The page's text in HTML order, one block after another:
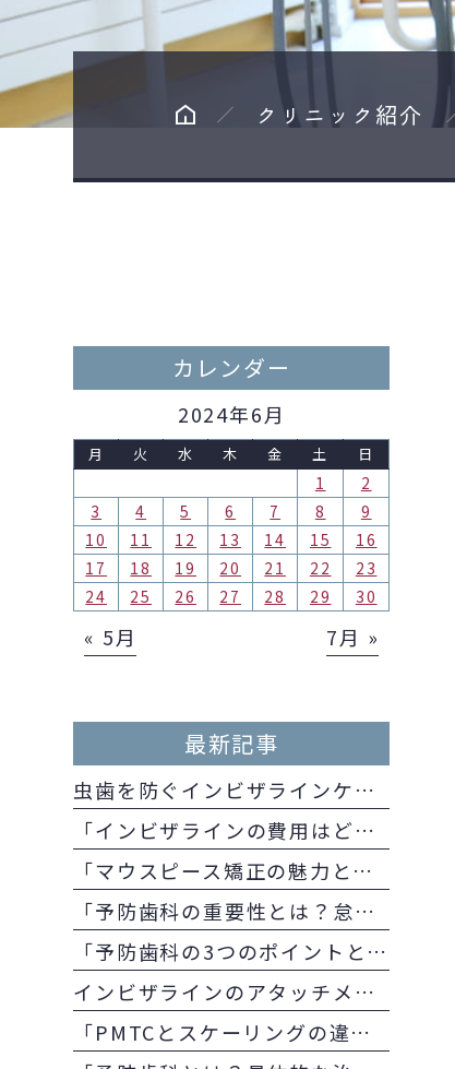
クリニック紹介
カレンダー
2024年6月
月 火 水 木 金 土 日
1
2
3
4 5 6 7 8
9
10
11 12 13 14 15
16
17
18 19 20 21 22
23
24
25 26 27 28 29 30
« 5月 7月 »
最新記事
虫歯を防ぐインビザラインケアのコツ！矯正中でも安心な口内ケア方法
「インビザラインの費用はどのくらい？医療費控除の方法とメリットも併せて解説
「マウスピース矯正の魅力とその中でのインビザラインのメリットとは」
「予防歯科の重要性とは？怠るとどのようになる？」
「予防歯科の3つのポイントとは？
インビザラインのアタッチメントとは？歯科医師が教える目的と注意点
「PMTCとスケーリングの違いとは？歯科医師が教える予防歯科の施術内容の違い